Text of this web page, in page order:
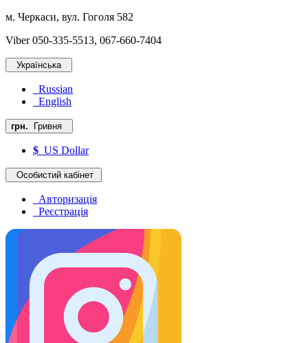
м. Черкаси, вул. Гоголя 582
Viber 050-335-5513, 067-660-7404
Українська
Russian
English
грн. Гривня
$ US Dollar
Особистий кабінет
Авторизація
Реєстрація